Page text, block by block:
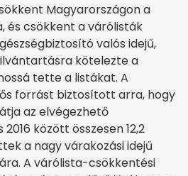
Magyarországon a
és csökkent a várólisták
valós idejű,
kötelezte a
tette a listákat. A
forrást biztosított arra, hogy
az elvégezhető
között összesen 12,2
a nagy várakozási idejű
A várólista-csökkentési